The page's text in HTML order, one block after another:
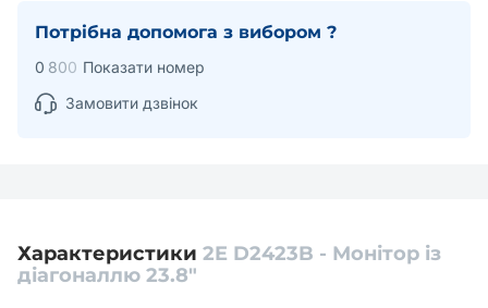
Потрібна допомога з вибором ?
0 800 Показати номер
Замовити дзвінок
Характеристики 2E D2423B - Монітор із
діагоналлю 23.8″